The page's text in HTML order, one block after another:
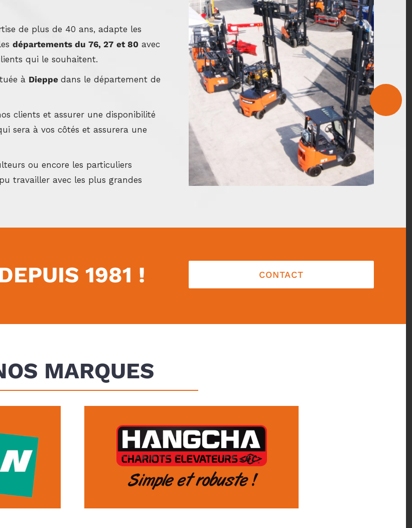
de plus de 40 ans, adapte les
départements du 76, 27 et 80 avec
qui le souhaitent.
à Dieppedans le département de
clients et assurer une disponibilité
sera à vos côtés et assurera une
ou encore les particuliers
travailler avec les plus grandes
1981 ! CONTACT
MARQUES